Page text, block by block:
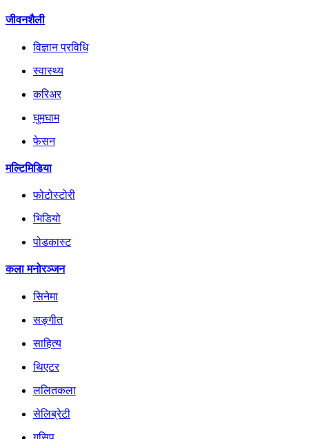
जीवनशैली
विज्ञान प्रविधि
स्वास्थ्य
करिअर
घुमघाम
फेसन
मल्टिमिडिया
फोटोस्टोरी
भिडियो
पोडकास्ट
कला मनोरञ्जन
सिनेमा
सङ्गीत
साहित्य
थिएटर
ललितकला
सेलिब्रेटी